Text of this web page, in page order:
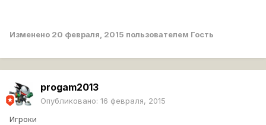
Изменено 20 февраля, 2015 пользователем Гость
progam2013
Опубликовано: 16 февраля, 2015
Игроки